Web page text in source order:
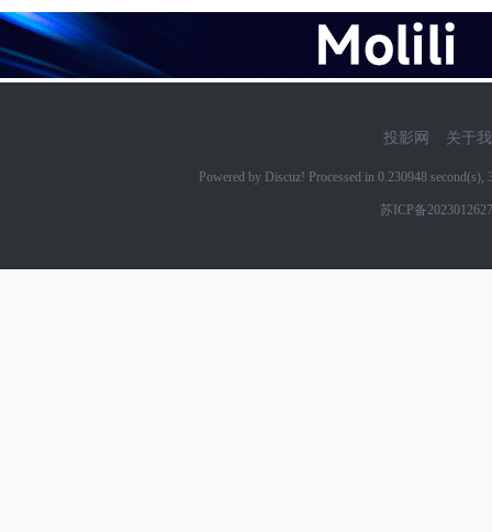
投影网 关于
Powered by Discuz! Processed in 0.230948
苏ICP备